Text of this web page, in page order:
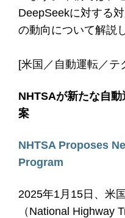
DeepSeekに対する
の動向について解説
[米国／自動運転／テ
NHTSAが新たな自
案
NHTSA Proposes
Program
2025年1月15日、米
（National Highway